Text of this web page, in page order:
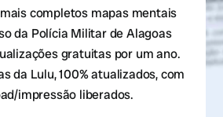
completos mapas mentais
da Polícia Militar de Alagoas
gratuitas por um ano.
da Lulu, 100% atualizados, com
impressão liberados.